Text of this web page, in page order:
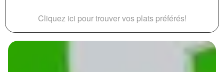
Cliquez ici pour trouver vos plats préférés!